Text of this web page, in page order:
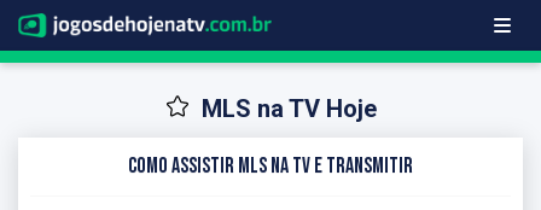
MLS na TV Hoje
Como Assistir MLS na TV e Transmitir